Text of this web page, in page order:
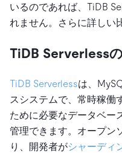
いるのであれば、TiDB
れません。さらに詳しい
TiDB Serverless
TiDB Serverlessは、
スシステムで、常時稼働
ために必要なデータベー
管理できます。オープン
り、開発者がシャーディ